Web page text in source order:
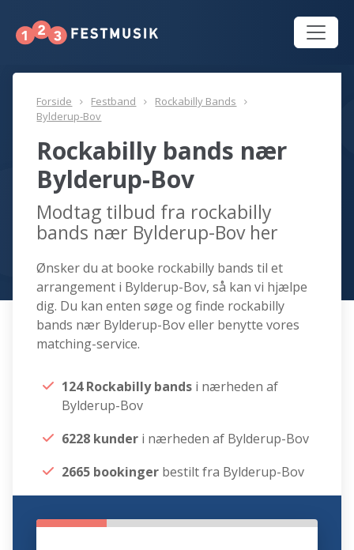
Forside Festband
Rockabilly Bands
Bylderup-Bov
Rockabilly bands nær
Bylderup-Bov
Modtag tilbud fra rockabilly
bands nær Bylderup-Bov her
Ønsker du at booke rockabilly bands til et
arrangement i Bylderup-Bov, så kan vi hjælpe
dig. Du kan enten søge og finde rockabilly
bands nær Bylderup-Bov eller benytte vores
matching-service.
124 Rockabilly bands i nærheden af
Bylderup-Bov
6228 kunder i nærheden af Bylderup-Bov
2665 bookinger bestilt fra Bylderup-Bov